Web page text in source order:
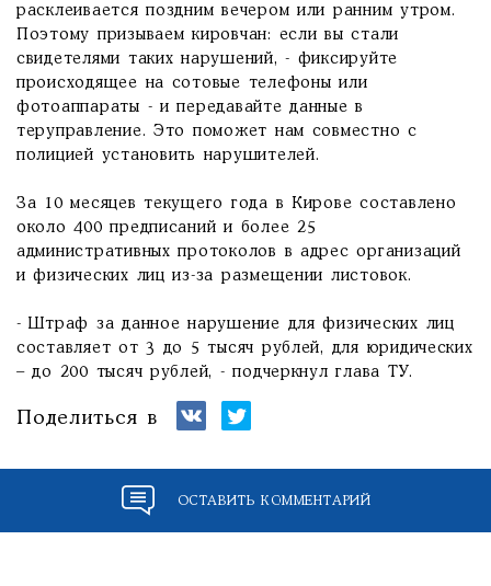
расклеивается поздним вечером или ранним утром.
Поэтому призываем кировчан: если вы стали
свидетелями таких нарушений, - фиксируйте
происходящее на сотовые телефоны или
фотоаппараты - и передавайте данные в
теруправление. Это поможет нам совместно с
полицией установить нарушителей.
За 10 месяцев текущего года в Кирове составлено
около 400 предписаний и более 25
административных протоколов в адрес организаций
и физических лиц из-за размещении листовок.
- Штраф за данное нарушение для физических лиц
составляет от 3 до 5 тысяч рублей, для юридических
– до 200 тысяч рублей, - подчеркнул глава ТУ.
Поделиться в
ОСТАВИТЬ КОММЕНТАРИЙ